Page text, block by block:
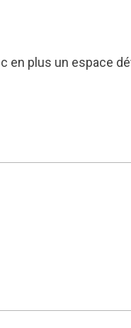
en plus un espace